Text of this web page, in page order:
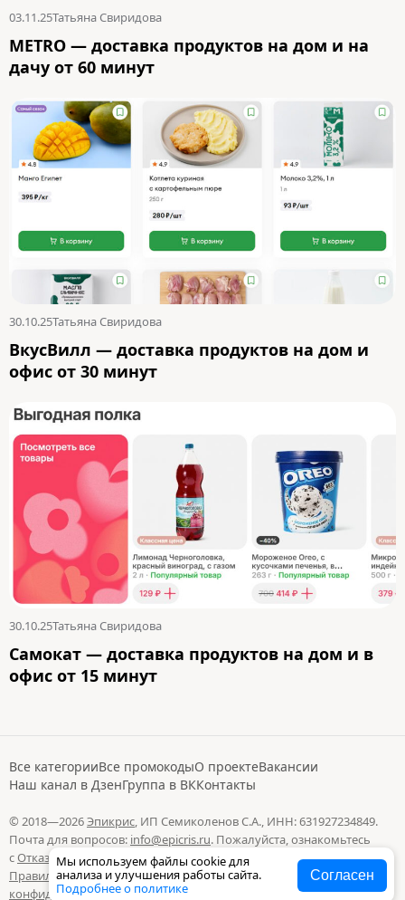
03.11.25Татьяна Свиридова
METRO — доставка продуктов на дом и на
дачу от 60 минут
30.10.25Татьяна Свиридова
ВкусВилл — доставка продуктов на дом и
офис от 30 минут
30.10.25Татьяна Свиридова
Самокат — доставка продуктов на дом и в
офис от 15 минут
Все категорииВсе промокодыО проектеВакансии
Наш канал в ДзенГруппа в ВККонтакты
© 2018—2026Эпикрис, ИП Семиколенов С.А., ИНН: 631927234849.
Почта для вопросов: info@epicris.ru. Пожалуйста, ознакомьтесь
сОтказом от ответственности, Редакционной политикой,Cookies,
Правилами пользования сайтомиПолитикой
конфиденциальности .
Мы используем файлы cookie для
анализа и улучшения работы сайта.
Подробнее о политике
Согласен